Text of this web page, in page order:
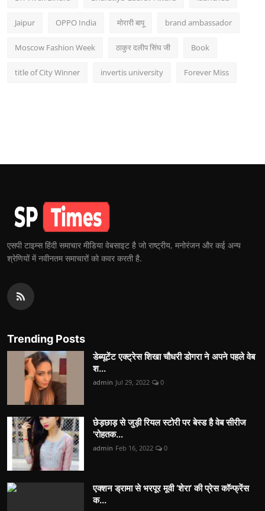
Jaipur OPPO India मोरारी बापू brand ambassador
Moscow Fashion Week ठाकुर दलीप सिंघ जी Book
title of City Winner invertis university Forever Miss
एसपी टाइम्स हिंदी समाचार मीडिया वेबसाइट है जो राष्ट्रीय, मनोरंजन और कई अन्य
श्रेणियों में नवीनतम समाचारों को कवर करती है.
Trending Posts
डेब्यूटेंट एक्ट्रेस शिखा चौधरी डोगरा ने अपने पहले वेब
श...
admin Jul 29, 2022 0
छेड़छाड़ से जुड़ी रियल स्टोरी पर बेस्ड है वेब सीरीज
'रोहतक...
admin Feb 16, 2022 0
एक्शन ड्रामा से भरपूर मूवी ‘शेरा’ की प्रेस कॉन्फ्रेंस
क...